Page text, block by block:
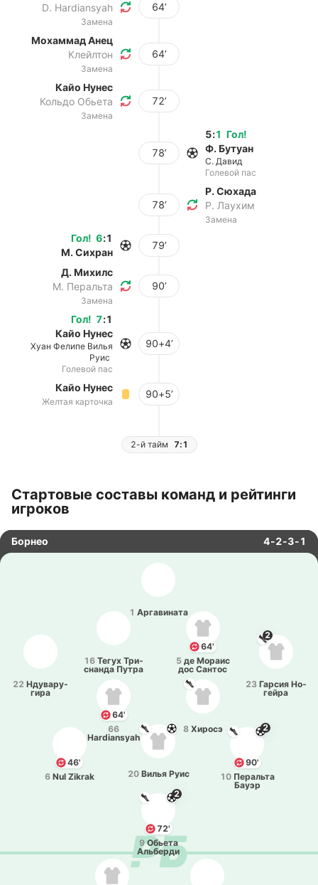
D. Hardiansyah
Замена
64’
Мохаммад Анец
Клейлтон
Замена
64’
Кайо Нунес
Кольдо Обьета
Замена
72’
78’
Гол!
5:1
Ф. Бутуан
С. Давид
Голевой пас
78’
Р. Сюхада
Р. Лаухим
Замена
Гол! 6:1
М. Сихран
79’
Д. Михилс
М. Перальта
Замена
90’
Гол! 7:1
Кайо Нунес
Хуан Фелипе Вилья
Руис
Голевой пас
90+4’
Кайо Нунес
Желтая карточка
90+5’
2-й тайм 7:1
Стартовые составы команд и рейтинги
игроков
Борнео 4-2-3-1
1 Арга­ви­на­та
64'
5 де Мораис
дос Сантос
2
23 Гарсия Но­
гей­ра
22 Нду­ва­ру­
ги­ра
16 Тегух Три­
сна­нда Путра
90'
2
10 Пе­ра­льта
Бауэр
8 Хиросэ
46'
6 Nul Zikrak 20 Вилья Руис
64'
66
Hardiansyah
72'
2
9 Обьета
Альбе­рди